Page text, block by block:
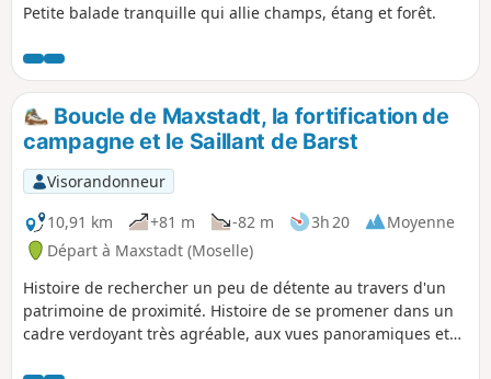
Petite balade tranquille qui allie champs, étang et forêt.
Boucle de Maxstadt, la fortification de
campagne et le Saillant de Barst
Visorandonneur
10,91 km
+81 m -82 m 3h 20
Moyenne
Départ à Maxstadt (Moselle)
Histoire de rechercher un peu de détente au travers d'un
patrimoine de proximité. Histoire de se promener dans un
cadre verdoyant très agréable, aux vues panoramiques et